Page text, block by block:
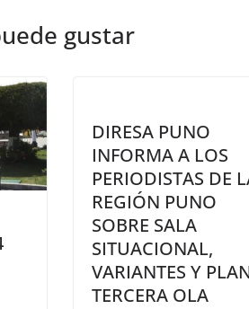
gustar
DIRESA PUNO
INFORMA A LOS
PERIODISTAS DE
REGIÓN PUNO
SOBRE SALA
SITUACIONAL,
VARIANTES Y
TERCERA OLA